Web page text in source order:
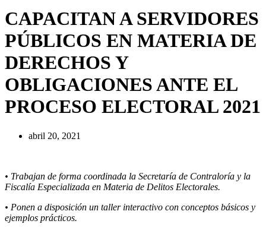
CAPACITAN A SERVIDORES
PÚBLICOS EN MATERIA DE
DERECHOS Y
OBLIGACIONES ANTE EL
PROCESO ELECTORAL 2021
abril 20, 2021
• Trabajan de forma coordinada la Secretaría de Contraloría y la
Fiscalía Especializada en Materia de Delitos Electorales.
• Ponen a disposición un taller interactivo con conceptos básicos y
ejemplos prácticos.